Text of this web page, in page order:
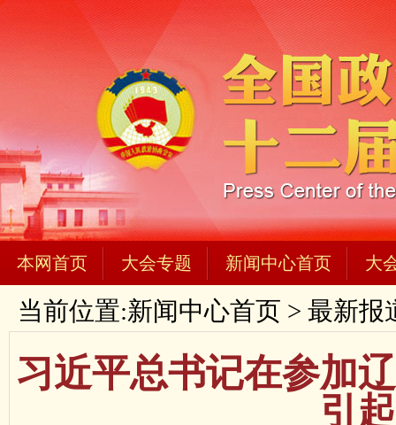
本网首页 大会专题 新闻中心首页 大
当前位置:新闻中心首页 > 最新报
习近平总书记在参加
引